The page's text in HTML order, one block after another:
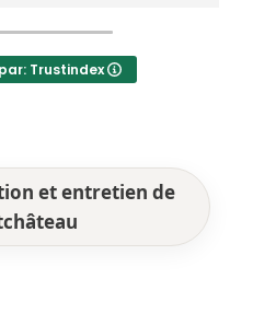
Trustindex
et entretien de